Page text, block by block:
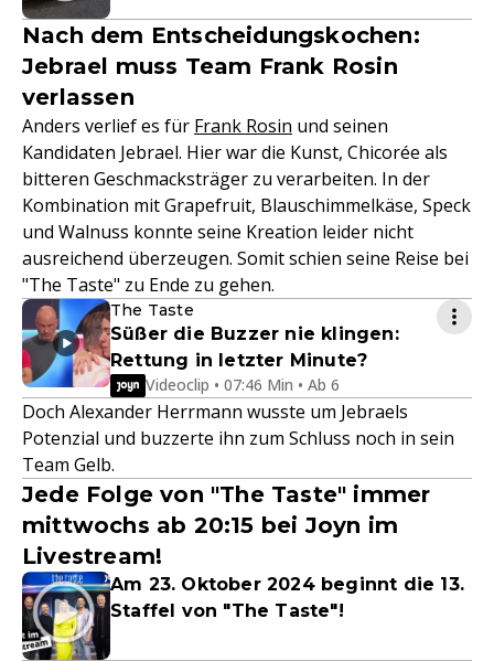
Nach dem Entscheidungskochen:
Jebrael muss Team Frank Rosin
verlassen
Anders verlief es für Frank Rosin und seinen
Kandidaten Jebrael. Hier war die Kunst, Chicorée als
bitteren Geschmacksträger zu verarbeiten. In der
Kombination mit Grapefruit, Blauschimmelkäse, Speck
und Walnuss konnte seine Kreation leider nicht
ausreichend überzeugen. Somit schien seine Reise bei
"The Taste" zu Ende zu gehen.
The Taste
Süßer die Buzzer nie klingen:
Rettung in letzter Minute?
Videoclip • 07:46 Min • Ab 6
Doch Alexander Herrmann wusste um Jebraels
Potenzial und buzzerte ihn zum Schluss noch in sein
Team Gelb.
Jede Folge von "The Taste" immer
mittwochs ab 20:15 bei Joyn im
Livestream!
Am 23. Oktober 2024 beginnt die 13.
Staffel von "The Taste"!